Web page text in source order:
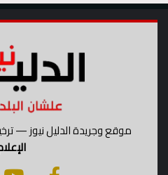
موقع وجريدة الدليل نيوز —